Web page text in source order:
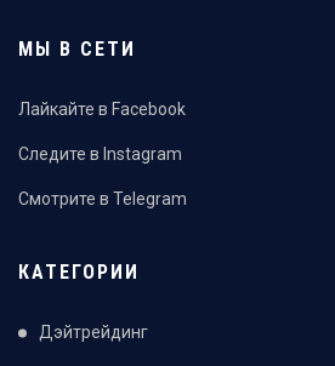
МЫ В СЕТИ
Лайкайте в Facebook
Следите в Instagram
Смотрите в Telegram
КАТЕГОРИИ
Дэйтрейдинг